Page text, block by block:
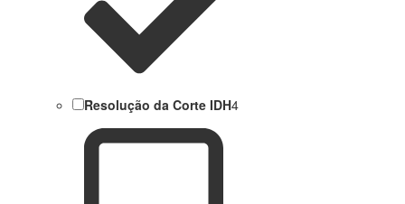
Resolução da Corte IDH4